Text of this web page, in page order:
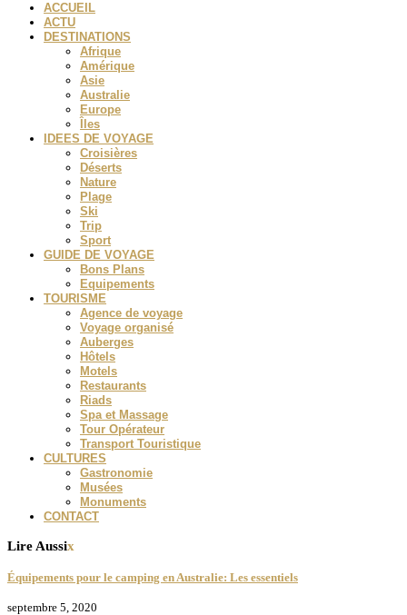
ACCUEIL
ACTU
DESTINATIONS
Afrique
Amérique
Asie
Australie
Europe
Îles
IDEES DE VOYAGE
Croisières
Déserts
Nature
Plage
Ski
Trip
Sport
GUIDE DE VOYAGE
Bons Plans
Equipements
TOURISME
Agence de voyage
Voyage organisé
Auberges
Hôtels
Motels
Restaurants
Riads
Spa et Massage
Tour Opérateur
Transport Touristique
CULTURES
Gastronomie
Musées
Monuments
CONTACT
Lire Aussix
Équipements pour le camping en Australie: Les essentiels
septembre 5, 2020